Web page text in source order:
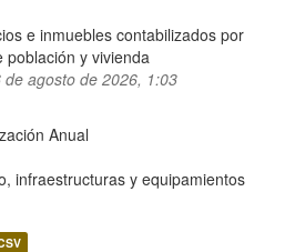
e inmuebles contabilizados por
población y vivienda
de agosto de 2026, 1:03
Anual
infraestructuras y equipamientos